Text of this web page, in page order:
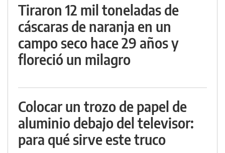
Tiraron 12 mil toneladas de
cáscaras de naranja en un
campo seco hace 29 años y
floreció un milagro
Colocar un trozo de papel de
aluminio debajo del televisor:
para qué sirve este truco